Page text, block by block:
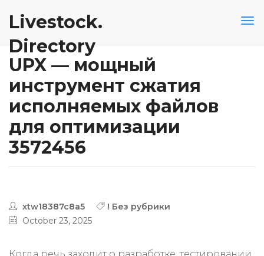
Livestock.
Directory
UPX — мощный
инструмент сжатия
исполняемых файлов
для оптимизации
3572456
xtw18387c8a5
! Без рубрики
October 23, 2025